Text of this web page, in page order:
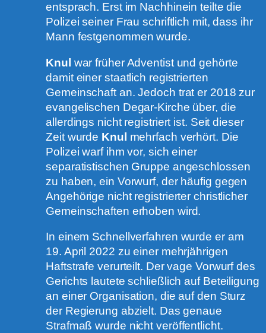
entsprach. Erst im Nachhinein teilte die
Polizei seiner Frau schriftlich mit, dass ihr
Mann festgenommen wurde.
Knul war früher Adventist und gehörte
damit einer staatlich registrierten
Gemeinschaft an. Jedoch trat er 2018 zur
evangelischen Degar-Kirche über, die
allerdings nicht registriert ist. Seit dieser
Zeit wurde Knul mehrfach verhört. Die
Polizei warf ihm vor, sich einer
separatistischen Gruppe angeschlossen
zu haben, ein Vorwurf, der häufig gegen
Angehörige nicht registrierter christlicher
Gemeinschaften erhoben wird.
In einem Schnellverfahren wurde er am
19. April 2022 zu einer mehrjährigen
Haftstrafe verurteilt. Der vage Vorwurf des
Gerichts lautete schließlich auf Beteiligung
an einer Organisation, die auf den Sturz
der Regierung abzielt. Das genaue
Strafmaß wurde nicht veröffentlicht.